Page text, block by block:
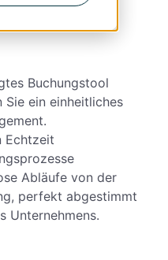
Buchungstool
Sie ein einheitliches
Echtzeit
Abläufe von der
perfekt abgestimmt
Unternehmens.